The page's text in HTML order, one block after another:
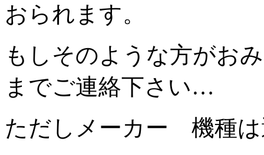
おられます。
もしそのような方がお
までご連絡下さい…
ただしメーカー 機種は